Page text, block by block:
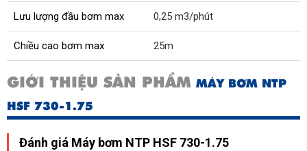
Lưu lượng đầu bơm max 0,25 m3/phút
Chiều cao bơm max 25m
GIỚI THIỆU SẢN PHẨM MÁY BƠM NTP
HSF 730-1.75
Đánh giá Máy bơm NTP HSF 730-1.75